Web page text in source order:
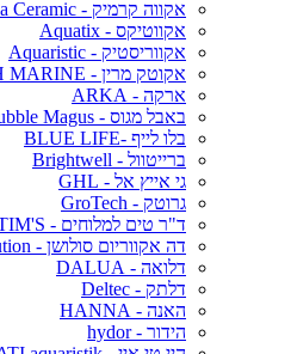
אקווה קרמיק - Aqua Ceramic
אקווטיקס - Aquatix
אקווריסטיק - Aquaristic
אקוטק מרין - ECOTECH MARINE
ארקה - ARKA
באבל מגוס - Bubble Magus
בלו לייף -BLUE LIFE
ברייטוול - Brightwell
גי אייץ אל - GHL
גרוטק - GroTech
ד"ר טים למלוחים - DR. TIM'S
דה אקווריום סולושן - The Aquarium Solution
דלואה - DALUA
דלתק - Deltec
האנה - HANNA
הידור - hydor